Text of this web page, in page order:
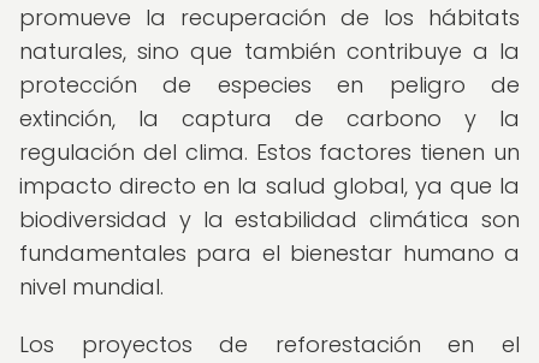
promueve la recuperación de los hábitats
naturales, sino que también contribuye a la
protección de especies en peligro de
extinción, la captura de carbono y la
regulación del clima. Estos factores tienen un
impacto directo en la salud global, ya que la
biodiversidad y la estabilidad climática son
fundamentales para el bienestar humano a
nivel mundial.
Los proyectos de reforestación en el